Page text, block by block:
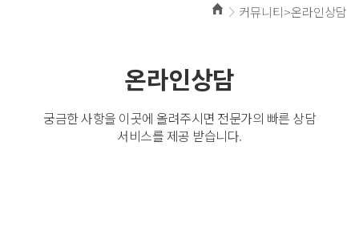
커뮤니티>온라인상담
온라인상담
궁금한 사항을 이곳에 올려주시면 전문가의 빠른 상담
서비스를 제공 받습니다.